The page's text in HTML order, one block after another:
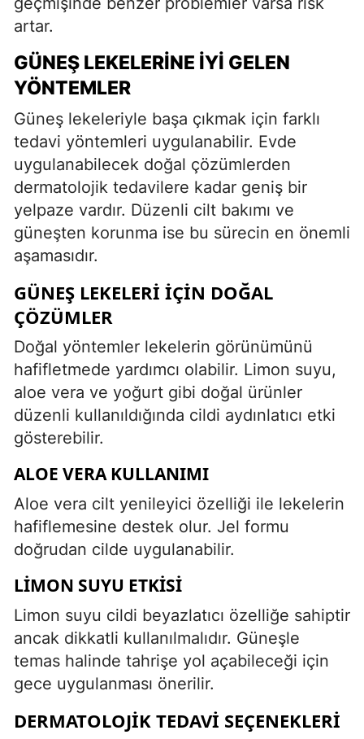
artar.
GÜNEŞ LEKELERINE İYI GELEN
YÖNTEMLER
Güneş lekeleriyle başa çıkmak için farklı
tedavi yöntemleri uygulanabilir. Evde
uygulanabilecek doğal çözümlerden
dermatolojik tedavilere kadar geniş bir
yelpaze vardır. Düzenli cilt bakımı ve
güneşten korunma ise bu sürecin en önemli
aşamasıdır.
GÜNEŞ LEKELERI İÇIN DOĞAL
ÇÖZÜMLER
Doğal yöntemler lekelerin görünümünü
hafifletmede yardımcı olabilir. Limon suyu,
aloe vera ve yoğurt gibi doğal ürünler
düzenli kullanıldığında cildi aydınlatıcı etki
gösterebilir.
ALOE VERA KULLANIMI
Aloe vera cilt yenileyici özelliği ile lekelerin
hafiflemesine destek olur. Jel formu
doğrudan cilde uygulanabilir.
LIMON SUYU ETKISI
Limon suyu cildi beyazlatıcı özelliğe sahiptir
ancak dikkatli kullanılmalıdır. Güneşle
temas halinde tahrişe yol açabileceği için
gece uygulanması önerilir.
DERMATOLOJIK TEDAVI SEÇENEKLERI